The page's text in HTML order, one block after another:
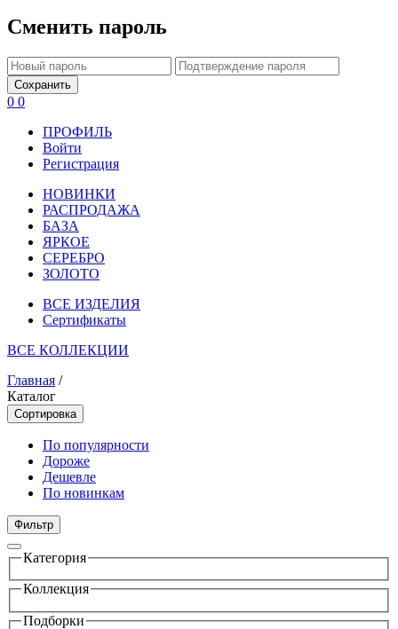
Сменить пароль
Сохранить
0 0
ПРОФИЛЬ
Войти
Регистрация
НОВИНКИ
РАСПРОДАЖА
БАЗА
ЯРКОЕ
СЕРЕБРО
ЗОЛОТО
ВСЕ ИЗДЕЛИЯ
Сертификаты
ВСЕ КОЛЛЕКЦИИ
Главная /
Каталог
Сортировка
По популярности
Дороже
Дешевле
По новинкам
Фильтр
Категория
Коллекция
Подборки